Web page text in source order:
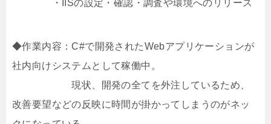
・IISの設定・確認・調査や環境へのリリース
◆作業内容：C#で開発されたWebアプリケーションが
社内向けシステムとして稼働中。
現状、開発の全てを外注しているため、
改善要望などの反映に時間が掛かってしまうのがネッ